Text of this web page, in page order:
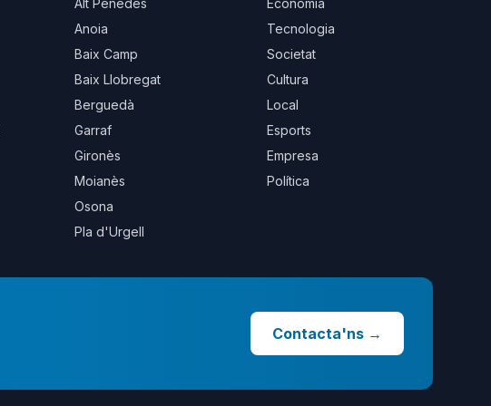
Alt Penedès
Anoia
Baix Camp
Baix Llobregat
Berguedà
Garraf
Gironès
Moianès
Osona
Pla d'Urgell
Economia
Tecnologia
Societat
Cultura
Local
Esports
Empresa
Política
Contacta'ns →